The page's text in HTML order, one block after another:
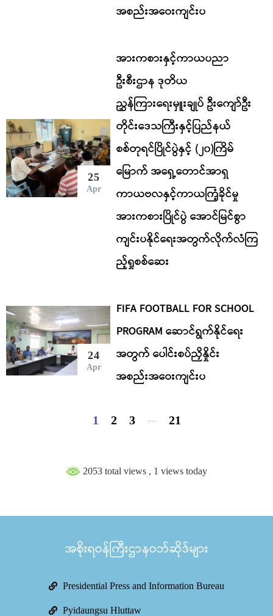
အစည်းအဝေးကျင်းပ
25
Apr
အားကစားနှင့်ကာယပညာ
ဦးစီးဌာန ဒုတိယ
ညွှန်ကြားရေးမှူးချုပ် ဦးကျော်ဦး
တိုင်းဒေသကြီးနှင့်ပြည်နယ်
စစ်တုရင်ပြိုင်ပွဲနှင့် (၂၀)ကြိမ်
မြောက် အရှေ့တောင်အာရှ
ကာယဗလနှင့်ကာယကြံ့ခိုင်မှု
အားကစားပြိုင်ပွဲ အောင်မြင်စွာ
ကျင်းပနိုင်ရေးအတွက်လိုက်လံကြ
ည့်ရှုစစ်ဆေး
24
Apr
FIFA FOOTBALL FOR SCHOOL
PROGRAM ‌ဆောင်ရွက်နိုင်ရေး
အတွက် ပေါင်းစပ်ညှိနှိုင်း
အစည်းအဝေးကျင်းပ
1 2 3 ... 21
2053 total views , 1 views today
အစိုးရဝန်ကြီးဌာနဝဘ်ဆိုဒ်များ
Presidential Press and Information Bureau
Pyidaungsu Hluttaw